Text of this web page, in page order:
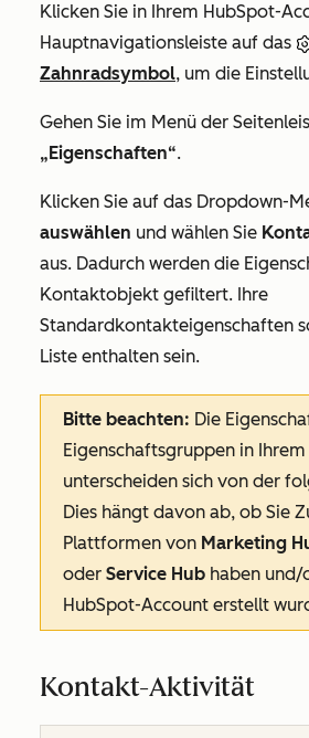
Klicken Sie in Ihrem HubSpot-
Hauptnavigationsleiste auf das
Zahnradsymbol, um die
Gehen Sie im Menü der
„Eigenschaften“.
Klicken Sie auf das Dropdown-
auswählen und wählen Sie
aus. Dadurch werden die
Kontaktobjekt gefiltert. Ihre
Standardkontakteigenschaften
Liste enthalten sein.
Bitte beachten: Die
Eigenschaftsgruppen in
unterscheiden sich von der
Dies hängt davon ab, ob Sie
Plattformen von Marketing
oder Service Hub haben und/
HubSpot-Account erstellt
Kontakt-Aktivität